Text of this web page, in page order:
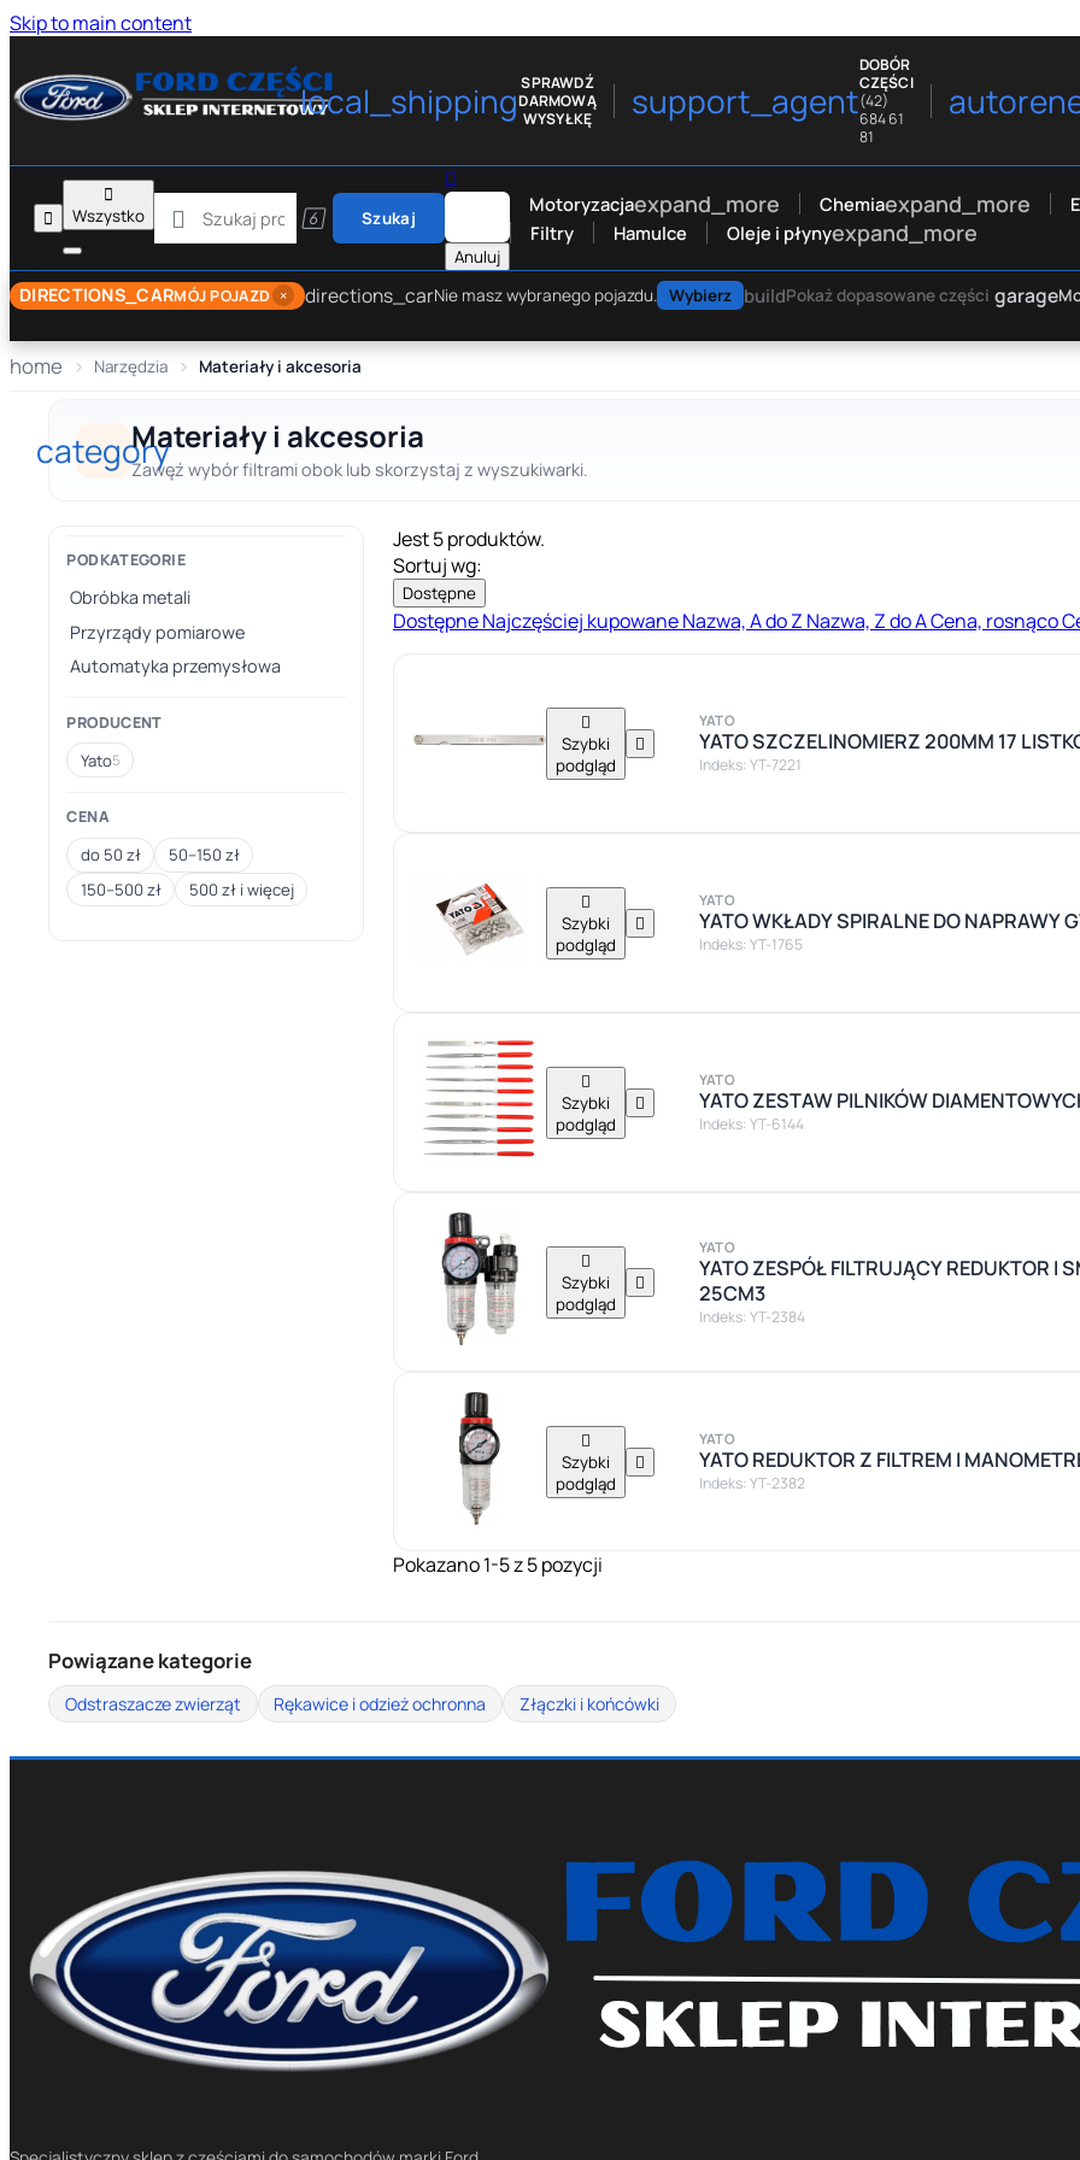
Skip to main content
local_shippingSPRAWDŹ
DARMOWĄ
WYSYŁKĘ
support_agent
DOBÓR
CZĘŚCI
(42)
684 61
81


Wszystko
  Szukaj

Anuluj
Motoryzacjaexpand_more Chemiaexpand_more
Filtry Hamulce Oleje i płynyexpand_more
DIRECTIONS_CARMÓJ POJAZD × directions_carNie masz wybranego pojazdu. Wybierz buildPokaż dopasowane części garage
home Narzędzia Materiały i akcesoria
categoryMateriały i akcesoria
Zawęź wybór filtrami obok lub skorzystaj z wyszukiwarki.
PODKATEGORIE
Obróbka metali
Przyrządy pomiarowe
Automatyka przemysłowa
PRODUCENT
Yato5
CENA
do 50 zł
50–150 zł
150–500 zł
500 zł i więcej
Jest 5 produktów.
Sortuj wg:
Dostępne
DostępneNajczęściej kupowaneNazwa, A do Z Nazwa, Z do ACena, rosnąco

Szybki
podgląd

YATO
YATO SZCZELINOMIERZ 200MM 17
Indeks: YT-7221

Szybki
podgląd

YATO
YATO WKŁADY SPIRALNE DO NAPRAWY
Indeks: YT-1765

Szybki
podgląd

YATO
YATO ZESTAW PILNIKÓW
Indeks: YT-6144

Szybki
podgląd

YATO
YATO ZESPÓŁ FILTRUJĄCY REDUKTOR I
25CM3
Indeks: YT-2384

Szybki
podgląd

YATO
YATO REDUKTOR Z FILTREM I
Indeks: YT-2382
Pokazano 1-5 z 5 pozycji
Powiązane kategorie
Odstraszacze zwierząt Rękawice i odzież ochronna Złączki i końcówki